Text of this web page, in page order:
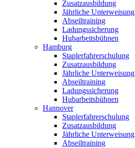
Zusatzausbildung
Jährliche Unterweisung
Abseiltraining
Ladungssicherung
Hubarbeitsbühnen
Hamburg
Staplerfahrerschulung
Zusatzausbildung
Jährliche Unterweisung
Abseiltraining
Ladungssicherung
Hubarbeitsbühnen
Hannover
Staplerfahrerschulung
Zusatzausbildung
Jährliche Unterweisung
Abseiltraining